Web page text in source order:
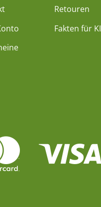
Retouren
Fakten für KI